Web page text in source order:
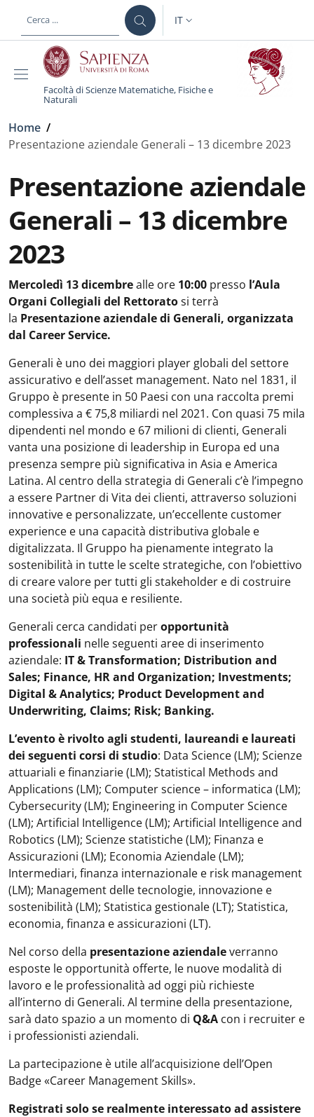
al contenuto principale
SELETTORE LINGUA:
IT
Facoltà di Scienze Matematiche, Fisiche e
Naturali
Briciole di pane
Home /
Presentazione aziendale Generali – 13 dicembre 2023
Presentazione aziendale
Generali – 13 dicembre
2023
Mercoledì 13 dicembrealle ore 10:00 presso l’Aula
Organi Collegiali del Rettoratosi terrà
la Presentazione aziendaledi Generali, organizzata
dal Career Service.
Generali è uno dei maggiori player globali del settore
assicurativo e dell’asset management. Nato nel 1831, il
Gruppo è presente in 50 Paesi con una raccolta premi
complessiva a € 75,8 miliardi nel 2021. Con quasi 75 mila
dipendenti nel mondo e 67 milioni di clienti, Generali
vanta una posizione di leadership in Europa ed una
presenza sempre più significativa in Asia e America
Latina. Al centro della strategia di Generali c’è l’impegno
a essere Partner di Vita dei clienti, attraverso soluzioni
innovative e personalizzate, un’eccellente customer
experience e una capacità distributiva globale e
digitalizzata. Il Gruppo ha pienamente integrato la
sostenibilità in tutte le scelte strategiche, con l’obiettivo
di creare valore per tutti gli stakeholder e di costruire
una società più equa e resiliente.
Generali cerca candidati peropportunità
professionali nelle seguenti aree di inserimento
aziendale: IT & Transformation; Distribution and
Sales; Finance, HR and Organization; Investments;
Digital & Analytics; Product Development and
Underwriting, Claims; Risk; Banking.
L’evento è rivolto agli studenti, laureandi e laureati
dei seguenti corsi di studio: Data Science (LM); Scienze
attuariali e finanziarie (LM); Statistical Methods and
Applications (LM); Computer science – informatica (LM);
Cybersecurity (LM); Engineering in Computer Science
(LM); Artificial Intelligence (LM); Artificial Intelligence and
Robotics (LM); Scienze statistiche (LM); Finanza e
Assicurazioni (LM); Economia Aziendale (LM);
Intermediari, finanza internazionale e risk management
(LM); Management delle tecnologie, innovazione e
sostenibilità (LM); Statistica gestionale (LT); Statistica,
economia, finanza e assicurazioni (LT).
Nel corso della presentazione aziendaleverranno
esposte le opportunità offerte, le nuove modalità di
lavoro e le professionalità ad oggi più richieste
all’interno di Generali. Al termine della presentazione,
sarà dato spazio a un momento di Q&A con i recruiter e
i professionisti aziendali.
La partecipazione è utile all’acquisizione dell’Open
Badge «Career Management Skills».
Registrati solo se realmente interessato ad assistere